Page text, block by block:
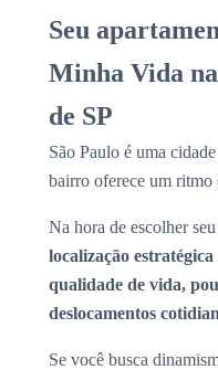
Seu
Minha Vida
de SP
São Paulo é uma
bairro oferece um ritmo
Na hora de escolher
localização
qualidade de vida,
deslocamentos
Se você busca